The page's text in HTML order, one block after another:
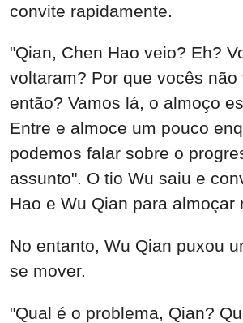
convite rapidamente.
"Qian, Chen Hao veio? Eh?
voltaram? Por que vocês não
então? Vamos lá, o almoço
Entre e almoce um pouco
podemos falar sobre o
assunto". O tio Wu saiu e
Hao e Wu Qian para almoçar
No entanto, Wu Qian puxou
se mover.
"Qual é o problema, Qian?